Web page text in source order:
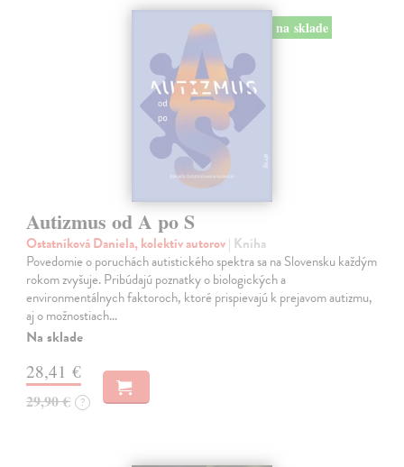
na sklade
Autizmus od A po S
Ostatníková Daniela, kolektív autorov| Kniha
Povedomie o poruchách autistického spektra sa na Slovensku každým
rokom zvyšuje. Pribúdajú poznatky o biologických a
environmentálnych faktoroch, ktoré prispievajú k prejavom autizmu,
aj o možnostiach…
Na sklade
28,41 €
29,90 € ?